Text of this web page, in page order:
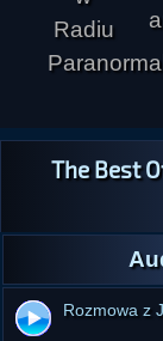
The Best
Rozmowa z